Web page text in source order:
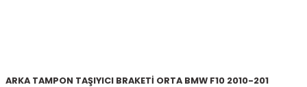
ARKA TAMPON TAŞIYICI BRAKETİ ORTA BMW F10 2010-201